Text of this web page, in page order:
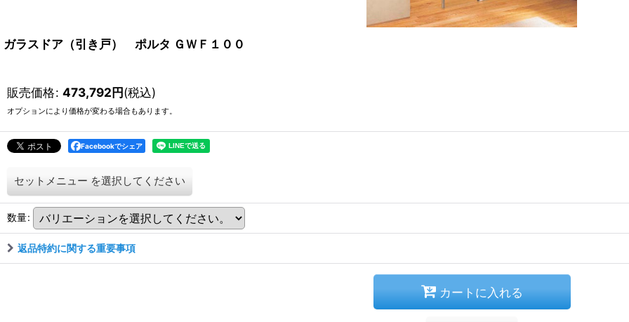
ガラスドア（引き戸） ポルタ ＧＷＦ１００
販売価格: 473,792円(税込)
オプションにより価格が変わる場合もあります。
Facebookでシェア
セットメニュー を選択してください
数量:
返品特約に関する重要事項
カートに入れる